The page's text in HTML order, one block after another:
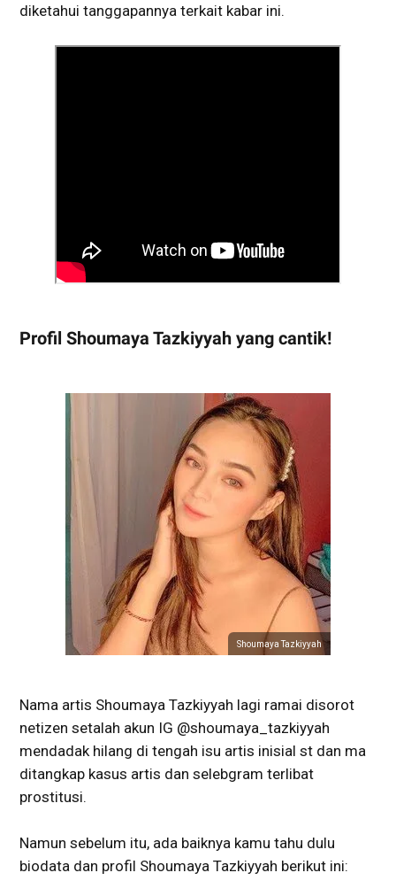
diketahui tanggapannya terkait kabar ini.
Profil Shoumaya Tazkiyyah yang cantik!
Shoumaya Tazkiyyah
Nama artis Shoumaya Tazkiyyah lagi ramai disorot
netizen setalah akun IG @shoumaya_tazkiyyah
mendadak hilang di tengah isu artis inisial st dan ma
ditangkap kasus artis dan selebgram terlibat
prostitusi.
Namun sebelum itu, ada baiknya kamu tahu dulu
biodata dan profil Shoumaya Tazkiyyah berikut ini: